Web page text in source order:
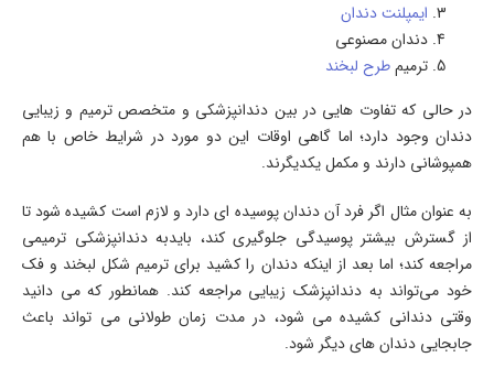
ایمپلنت دندان
دندان مصنوعی
ترمیمطرح لبخند
در حالی که تفاوت هایی در بین دندانپزشکی و متخصص ترمیم و زیبایی
دندان وجود دارد؛ اما گاهی اوقات این دو مورد در شرایط خاص با هم
همپوشانی دارند و مکمل یکدیگرند.
به عنوان مثال اگر فرد آن دندان پوسیده ای دارد و لازم است کشیده شود تا
از گسترش بیشتر پوسیدگی جلوگیری کند، بایدبه دندانپزشکی ترمیمی
مراجعه کند؛ اما بعد از اینکه دندان را کشید برای ترمیم شکل لبخند و فک
خود می‌تواند به دندانپزشک زیبایی مراجعه کند. همانطور که می دانید
وقتی دندانی کشیده می شود، در مدت زمان طولانی می تواند باعث
جابجایی دندان های دیگر شود.